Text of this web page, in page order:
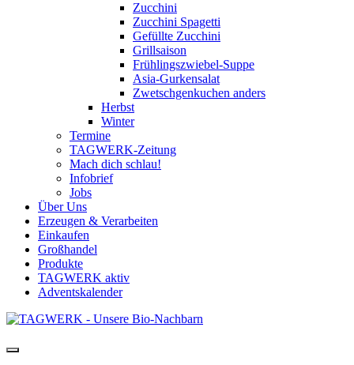
Zucchini
Zucchini Spagetti
Gefüllte Zucchini
Grillsaison
Frühlingszwiebel-Suppe
Asia-Gurkensalat
Zwetschgenkuchen anders
Herbst
Winter
Termine
TAGWERK-Zeitung
Mach dich schlau!
Infobrief
Jobs
Über Uns
Erzeugen & Verarbeiten
Einkaufen
Großhandel
Produkte
TAGWERK aktiv
Adventskalender